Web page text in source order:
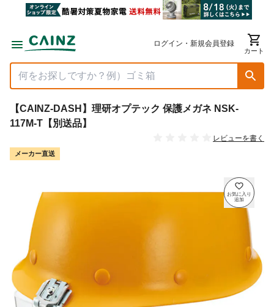
ログイン・新規会員登録
カート
【CAINZ-DASH】理研オプテック 保護メガネ NSK-
117M-T【別送品】
レビューを書く
メーカー直送